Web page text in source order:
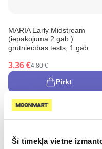
Šī tīmekļa vietne
MARIA Early Midstream
(iepakojumā 2 gab.)
grūtniecības tests, 1 gab.
3.36 €4.80 €
Pirkt